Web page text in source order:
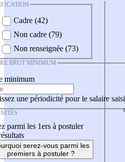
Cadre (42)
Non cadre (79)
Non renseignée (73)
BRUT MINIMUM
minimum
une périodicité pour le salaire saisi
parmi les 1ers à postuler
serez-vous parmi les
premiers à postuler ?